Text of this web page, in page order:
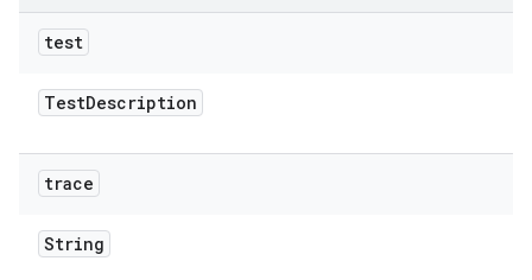
test
TestDescription
trace
String